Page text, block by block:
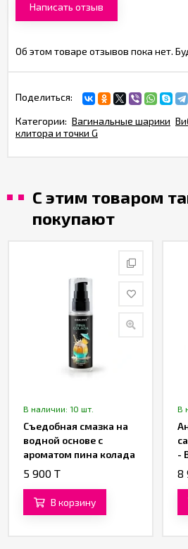
Написать отзыв
Об этом товаре отзывов пока нет.
Поделиться:
Категории: Вагинальные шарики
клитора и точки G
С этим товаром
покупают
В наличии: 10 шт.
Съедобная смазка на
водной основе с
ароматом пина колада
(60 ML)
5 900 T
В корзину
В
-
8